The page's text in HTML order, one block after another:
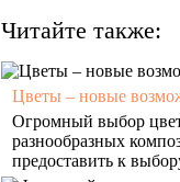
Читайте также:
Цветы – новые
Огромный выбор
разнообразных
предоставить к